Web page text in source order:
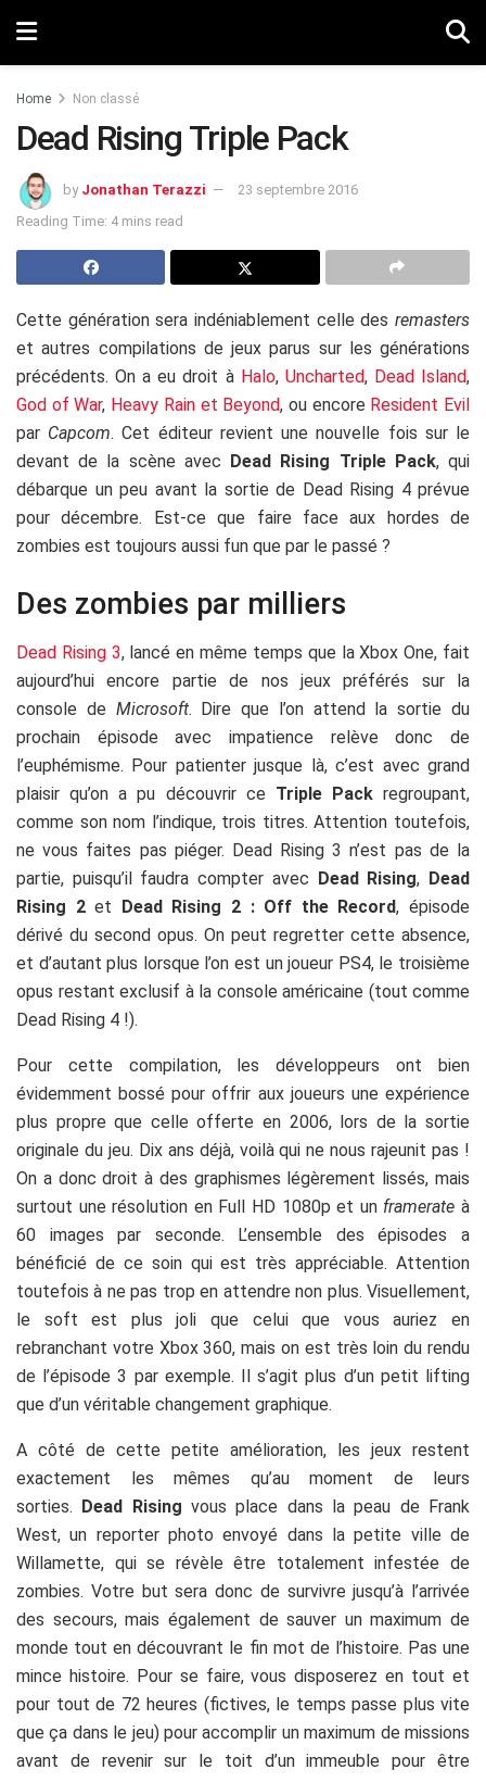
Home Non classé
Dead Rising Triple Pack
by Jonathan Terazzi
23 septembre 2016
Reading Time: 4 mins read
Cette génération sera indéniablement celle des remasters
et autres compilations de jeux parus sur les générations
précédents. On a eu droit à Halo, Uncharted, Dead Island,
God of War, Heavy Rain et Beyond, ou encore Resident Evil
par Capcom. Cet éditeur revient une nouvelle fois sur le
devant de la scène avec Dead Rising Triple Pack, qui
débarque un peu avant la sortie de Dead Rising 4 prévue
pour décembre. Est-ce que faire face aux hordes de
zombies est toujours aussi fun que par le passé ?
Des zombies par milliers
Dead Rising 3, lancé en même temps que la Xbox One, fait
aujourd’hui encore partie de nos jeux préférés sur la
console de Microsoft. Dire que l’on attend la sortie du
prochain épisode avec impatience relève donc de
l’euphémisme. Pour patienter jusque là, c’est avec grand
plaisir qu’on a pu découvrir ce Triple Packregroupant,
comme son nom l’indique, trois titres. Attention toutefois,
ne vous faites pas piéger. Dead Rising 3 n’est pas de la
partie, puisqu’il faudra compter avec Dead Rising, Dead
Rising 2et Dead Rising 2 : Off the Record, épisode
dérivé du second opus. On peut regretter cette absence,
et d’autant plus lorsque l’on est un joueur PS4, le troisième
opus restant exclusif à la console américaine (tout comme
Dead Rising 4 !).
Pour cette compilation, les développeurs ont bien
évidemment bossé pour offrir aux joueurs une expérience
plus propre que celle offerte en 2006, lors de la sortie
originale du jeu. Dix ans déjà, voilà qui ne nous rajeunit pas !
On a donc droit à des graphismes légèrement lissés, mais
surtout une résolution en Full HD 1080p et un framerate à
60 images par seconde. L’ensemble des épisodes a
bénéficié de ce soin qui est très appréciable. Attention
toutefois à ne pas trop en attendre non plus. Visuellement,
le soft est plus joli que celui que vous auriez en
rebranchant votre Xbox 360, mais on est très loin du rendu
de l’épisode 3 par exemple. Il s’agit plus d’un petit lifting
que d’un véritable changement graphique.
A côté de cette petite amélioration, les jeux restent
exactement les mêmes qu’au moment de leurs
sorties. Dead Rising vous place dans la peau de Frank
West, un reporter photo envoyé dans la petite ville de
Willamette, qui se révèle être totalement infestée de
zombies. Votre but sera donc de survivre jusqu’à l’arrivée
des secours, mais également de sauver un maximum de
monde tout en découvrant le fin mot de l’histoire. Pas une
mince histoire. Pour se faire, vous disposerez en tout et
pour tout de 72 heures (fictives, le temps passe plus vite
que ça dans le jeu) pour accomplir un maximum de missions
avant de revenir sur le toit d’un immeuble pour être